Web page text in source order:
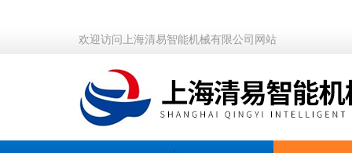
欢迎访问上海清易智能机械有限公司网站